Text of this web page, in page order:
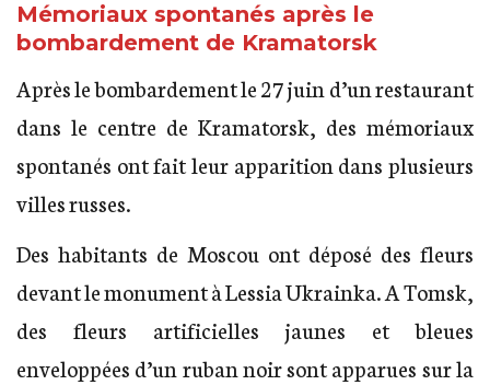
Mémoriaux spontanés après le
bombardement de Kramatorsk
Après le bombardement le 27 juin d’un restaurant
dans le centre de Kramatorsk, des mémoriaux
spontanés ont fait leur apparition dans plusieurs
villes russes.
Des habitants de Moscou ont déposé des fleurs
devant le monument à Lessia Ukrainka. A Tomsk,
des fleurs artificielles jaunes et bleues
enveloppées d’un ruban noir sont apparues sur la